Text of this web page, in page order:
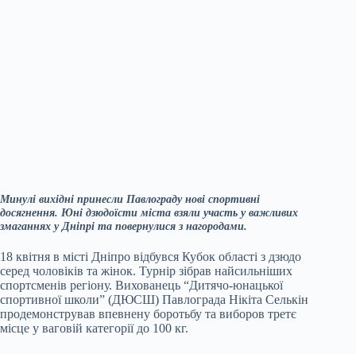
Минулі вихідні принесли Павлограду нові спортивні
досягнення. Юні дзюдоїсти міста взяли участь у важливих
змаганнях у Дніпрі та повернулися з нагородами.
18 квітня в місті Дніпро відбувся Кубок області з дзюдо
серед чоловіків та жінок. Турнір зібрав найсильніших
спортсменів регіону. Вихованець “Дитячо-юнацької
спортивної школи” (ДЮСШ) Павлограда Нікіта Селькін
продемонстрував впевнену боротьбу та виборов третє
місце у ваговій категорії до 100 кг.